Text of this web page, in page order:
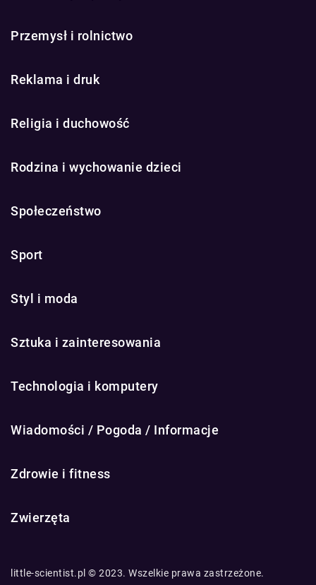
Przemysł i rolnictwo
Reklama i druk
Religia i duchowość
Rodzina i wychowanie dzieci
Społeczeństwo
Sport
Styl i moda
Sztuka i zainteresowania
Technologia i komputery
Wiadomości / Pogoda / Informacje
Zdrowie i fitness
Zwierzęta
little-scientist.pl © 2023. Wszelkie prawa zastrzeżone.